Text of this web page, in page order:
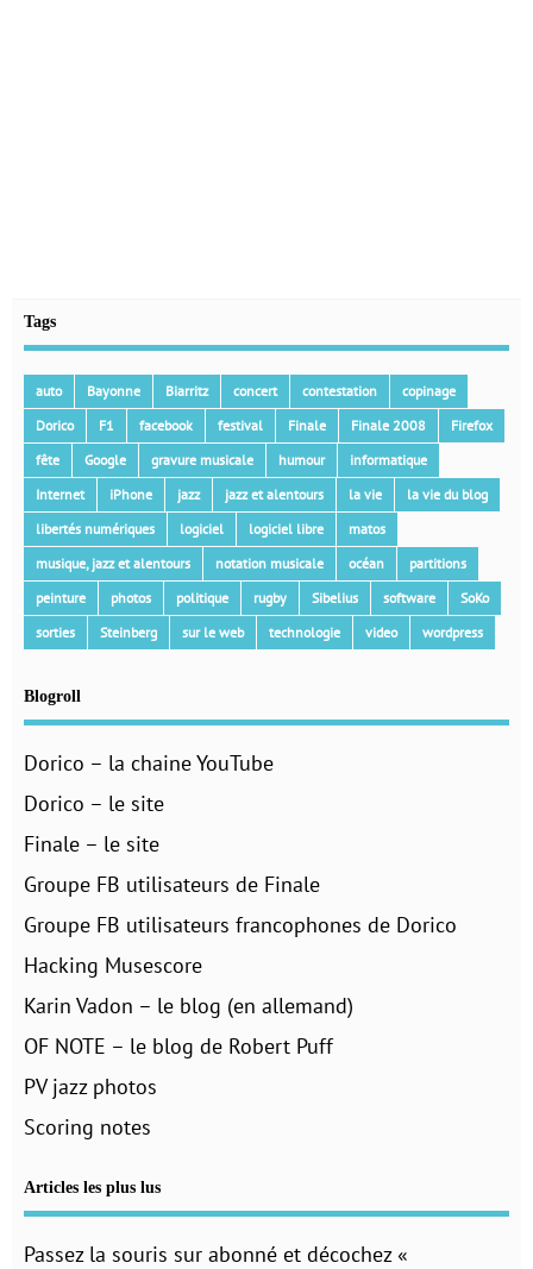
Tags
auto Bayonne Biarritz concert contestation
copinage
Dorico
F1 facebook festival Finale Finale 2008
Firefox
fête
Google gravure musicale humour
informatique
Internet
iPhone jazz jazz et alentours la vie
la vie du blog
libertés numériques
logiciel logiciel libre
matos
musique, jazz et alentours
notation musicale océan
partitions
peinture
photos politique rugby Sibelius software
SoKo
sorties
Steinberg sur le web technologie video wordpress
Blogroll
Dorico – la chaine YouTube
Dorico – le site
Finale – le site
Groupe FB utilisateurs de Finale
Groupe FB utilisateurs francophones de Dorico
Hacking Musescore
Karin Vadon – le blog (en allemand)
OF NOTE – le blog de Robert Puff
PV jazz photos
Scoring notes
Articles les plus lus
Passez la souris sur abonné et décochez «